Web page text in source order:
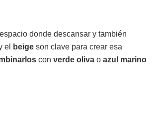
donde descansar y también
el beige son clave para crear esa
con verde oliva o azul marino